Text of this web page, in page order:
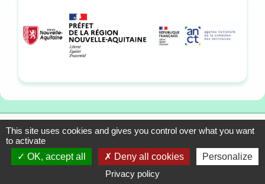
13-15 allée du Colonel
Fabien, 33310 Lormont
Tél. : 05 57 01 56 90
Mentions légales
Plan du site
Contact
© 1993-2026 Association CLAP Sud-Ouest • Site réalisé par
This site uses cookies and gives you control over what you want
to activate
OK, accept all
Deny all cookies
Personalize
Privacy policy